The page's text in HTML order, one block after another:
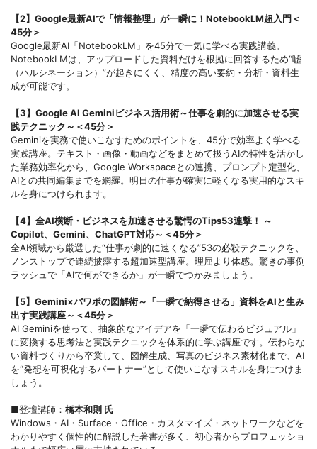
【2】Google最新AIで「情報整理」が一瞬に！NotebookLM超入門＜
45分＞
Google最新AI「NotebookLM」を45分で一気に学べる実践講義。
NotebookLMは、アップロードした資料だけを根拠に回答するため“嘘
（ハルシネーション）”が起きにくく、精度の高い要約・分析・資料生
成が可能です。
【3】Google AI Geminiビジネス活用術～仕事を劇的に加速させる実
践テクニック～＜45分＞
Geminiを実務で使いこなすためのポイントを、45分で効率よく学べる
実践講座。テキスト・画像・動画などをまとめて扱うAIの特性を活かし
た業務効率化から、Google Workspaceとの連携、プロンプト定型化、
AIとの共同編集までを網羅。明日の仕事が確実に軽くなる実用的なスキ
ルを身につけられます。
【4】全AI横断・ビジネスを加速させる驚愕のTips53連撃！ ～
Copilot、Gemini、ChatGPT対応～＜45分＞
全AI領域から厳選した“仕事が劇的に速くなる”53の必殺テクニックを、
ノンストップで連続披露する超加速型講座。理屈より体感。驚きの事例
ラッシュで「AIで何ができるか」が一瞬でつかみましょう。
【5】Gemini×パワポの図解術～「一瞬で納得させる」資料をAIと生み
出す実践講座～＜45分＞
AI Geminiを使って、抽象的なアイデアを「一瞬で伝わるビジュアル」
に変換する思考法と実践テクニックを体系的に学ぶ講座です。伝わらな
い資料づくりから卒業して、図解生成、写真のビジネス素材化まで、AI
を“発想を可視化するパートナー”として使いこなすスキルを身につけま
しょう。
■登壇講師： 橋本和則 氏
Windows・AI・Surface・Office・カスタマイズ・ネットワークなどを
わかりやすく個性的に解説した著書が多く、初心者からプロフェッショ